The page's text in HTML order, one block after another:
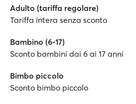
Adulto (tariffa regolare)
Tariffa intera senza sconto
Bambino (6-17)
Sconto bambini dai 6 ai 17 anni
Bimbo piccolo
Sconto bimbo piccolo